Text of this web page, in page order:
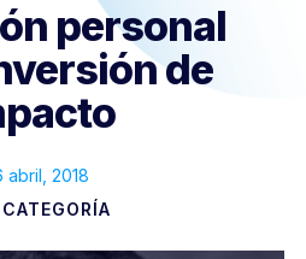
personal
de
abril, 2018